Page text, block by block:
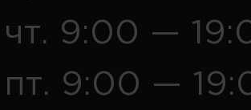
чт. 9:00 —
пт. 9:00 —